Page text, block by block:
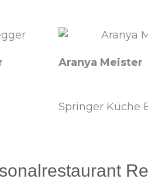
Aranya Meister
Springer Küche